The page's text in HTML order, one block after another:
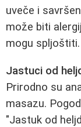
uveče i
može biti
mogu spljoštiti.
Jastuci od
Prirodno su
masazu.
"Jastuk od